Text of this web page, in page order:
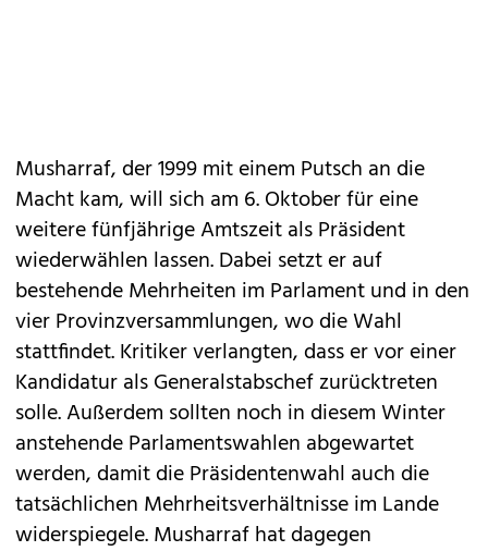
Musharraf, der 1999 mit einem Putsch an die
Macht kam, will sich am 6. Oktober für eine
weitere fünfjährige Amtszeit als Präsident
wiederwählen lassen. Dabei setzt er auf
bestehende Mehrheiten im Parlament und in den
vier Provinzversammlungen, wo die Wahl
stattfindet. Kritiker verlangten, dass er vor einer
Kandidatur als Generalstabschef zurücktreten
solle. Außerdem sollten noch in diesem Winter
anstehende Parlamentswahlen abgewartet
werden, damit die Präsidentenwahl auch die
tatsächlichen Mehrheitsverhältnisse im Lande
widerspiegele. Musharraf hat dagegen